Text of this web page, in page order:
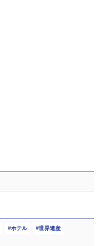
ホテル 世界遺産